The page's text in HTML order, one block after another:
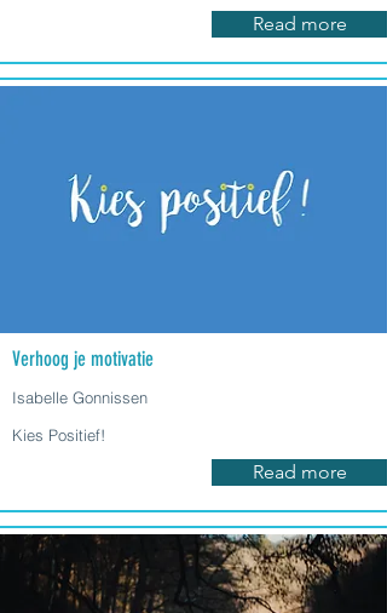
Read more
Verhoog je motivatie
Isabelle Gonnissen
Kies Positief!
Read more